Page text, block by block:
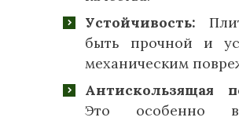
Устойчивость:
быть прочной и
механическим
Антискользящая
Это особенно